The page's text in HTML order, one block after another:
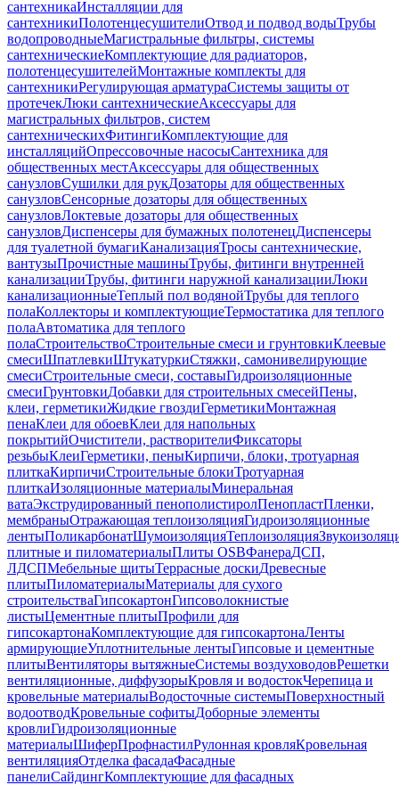
сантехникаИнсталляции для
сантехникиПолотенцесушителиОтвод и подвод водыТрубы
водопроводныеМагистральные фильтры, системы
сантехническиеКомплектующие для радиаторов,
полотенцесушителейМонтажные комплекты для
сантехникиРегулирующая арматураСистемы защиты от
протечекЛюки сантехническиеАксессуары для
магистральных фильтров, систем
сантехническихФитингиКомплектующие для
инсталляцийОпрессовочные насосыСантехника для
общественных местАксессуары для общественных
санузловСушилки для рукДозаторы для общественных
санузловСенсорные дозаторы для общественных
санузловЛоктевые дозаторы для общественных
санузловДиспенсеры для бумажных полотенецДиспенсеры
для туалетной бумагиКанализацияТросы сантехнические,
вантузыПрочистные машиныТрубы, фитинги внутренней
канализацииТрубы, фитинги наружной канализацииЛюки
канализационныеТеплый пол водянойТрубы для теплого
полаКоллекторы и комплектующиеТермостатика для теплого
полаАвтоматика для теплого
полаСтроительствоСтроительные смеси и грунтовкиКлеевые
смесиШпатлевкиШтукатуркиСтяжки, самонивелирующие
смесиСтроительные смеси, составыГидроизоляционные
смесиГрунтовкиДобавки для строительных смесейПены,
клеи, герметикиЖидкие гвоздиГерметикиМонтажная
пенаКлеи для обоевКлеи для напольных
покрытийОчистители, растворителиФиксаторы
резьбыКлеиГерметики, пеныКирпичи, блоки, тротуарная
плиткаКирпичиСтроительные блокиТротуарная
плиткаИзоляционные материалыМинеральная
ватаЭкструдированный пенополистиролПенопластПленки,
мембраныОтражающая теплоизоляцияГидроизоляционные
лентыПоликарбонатШумоизоляцияТеплоизоляция
плитные и пиломатериалыПлиты OSBФанераДСП,
ЛДСПМебельные щитыТеррасные доскиДревесные
плитыПиломатериалыМатериалы для сухого
строительстваГипсокартонГипсоволокнистые
листыЦементные плитыПрофили для
гипсокартонаКомплектующие для гипсокартонаЛенты
армирующиеУплотнительные лентыГипсовые и цементные
плитыВентиляторы вытяжныеСистемы воздуховодовРешетки
вентиляционные, диффузорыКровля и водостокЧерепица и
кровельные материалыВодосточные системыПоверхностный
водоотводКровельные софитыДоборные элементы
кровлиГидроизоляционные
материалыШиферПрофнастилРулонная кровляКровельная
вентиляцияОтделка фасадаФасадные
панелиСайдингКомплектующие для фасадных